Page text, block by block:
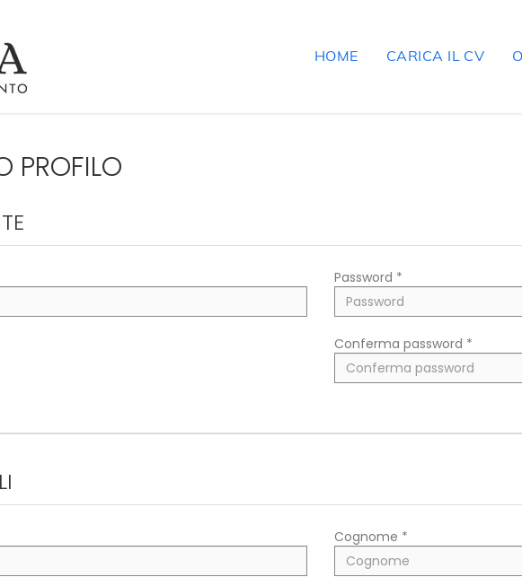
HOME CARICA IL CV
PROFILO
Password *
Conferma password *
Cognome *